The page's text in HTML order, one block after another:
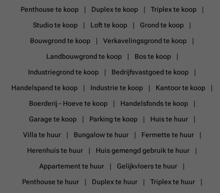
Penthouse te koop
Duplex te koop
Triplex te koop
Studio te koop
Loft te koop
Grond te koop
Bouwgrond te koop
Verkavelingsgrond te koop
Landbouwgrond te koop
Bos te koop
Industriegrond te koop
Bedrijfsvastgoed te koop
Handelspand te koop
Industrie te koop
Kantoor te koop
Boerderij - Hoeve te koop
Handelsfonds te koop
Garage te koop
Parking te koop
Huis te huur
Villa te huur
Bungalow te huur
Fermette te huur
Herenhuis te huur
Huis gemengd gebruik te huur
Appartement te huur
Gelijkvloers te huur
Penthouse te huur
Duplex te huur
Triplex te huur